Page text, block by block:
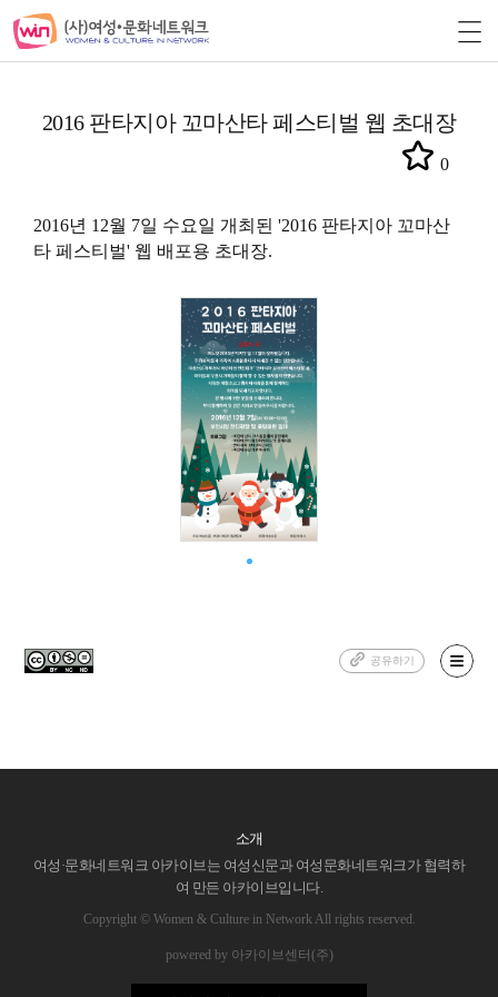
2016 판타지아 꼬마산타 페스티벌 웹 초대장
0
2016년 12월 7일 수요일 개최된 '2016 판타지아 꼬마산
타 페스티벌' 웹 배포용 초대장.
공유하기
소개
여성·문화네트워크 아카이브는 여성신문과 여성문화네트워크가 협력하
여 만든 아카이브입니다.
Copyright © Women & Culture in Network All rights reserved.
powered by 아카이브센터(주)